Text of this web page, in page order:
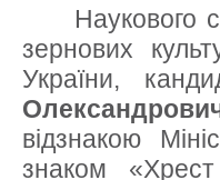
Наукового
зернових
України,
відзнакою
знаком